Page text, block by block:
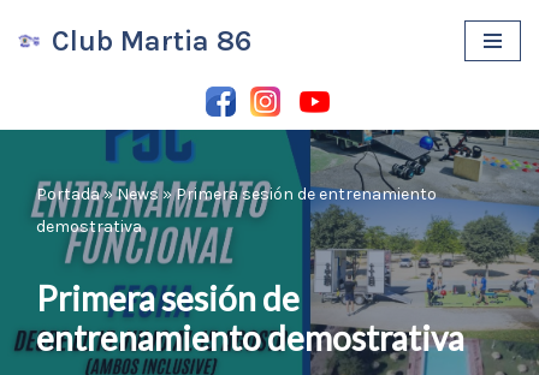
contenido
Club Martia 86
Portada»News»Primera sesión de entrenamiento
demostrativa
Primera sesión de
entrenamiento demostrativa